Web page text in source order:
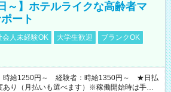
～】ホテルライクな高齢者マ
ート
会人未経験OK 大学生歓迎
ブランクOK
時給1250円～ 経験者：時給1350円～ ★日払
あり（月払いも選べます）※稼働開始時は手続き